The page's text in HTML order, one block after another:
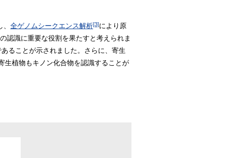
全ゲノムシークエンス解析[3]により原
認識に重要な役割を果たすと考えられま
ることが示されました。さらに、寄生
生植物もキノン化合物を認識することが